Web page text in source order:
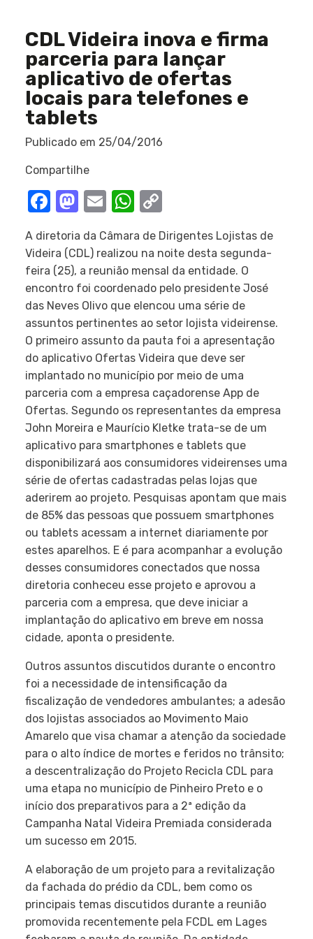
CDL Videira inova e firma
parceria para lançar
aplicativo de ofertas
locais para telefones e
tablets
Publicado em 25/04/2016
Compartilhe
Facebook
Mastodon
EmailWhatsApp
A diretoria da Câmara de Dirigentes Lojistas de
Videira (CDL) realizou na noite desta segunda-
feira (25), a reunião mensal da entidade. O
encontro foi coordenado pelo presidente José
das Neves Olivo que elencou uma série de
assuntos pertinentes ao setor lojista videirense.
O primeiro assunto da pauta foi a apresentação
do aplicativo Ofertas Videira que deve ser
implantado no município por meio de uma
parceria com a empresa caçadorense App de
Ofertas. Segundo os representantes da empresa
John Moreira e Maurício Kletke trata-se de um
aplicativo para smartphones e tablets que
disponibilizará aos consumidores videirenses uma
série de ofertas cadastradas pelas lojas que
aderirem ao projeto. Pesquisas apontam que mais
de 85% das pessoas que possuem smartphones
ou tablets acessam a internet diariamente por
estes aparelhos. E é para acompanhar a evolução
desses consumidores conectados que nossa
diretoria conheceu esse projeto e aprovou a
parceria com a empresa, que deve iniciar a
implantação do aplicativo em breve em nossa
cidade, aponta o presidente.
Outros assuntos discutidos durante o encontro
foi a necessidade de intensificação da
fiscalização de vendedores ambulantes; a adesão
dos lojistas associados ao Movimento Maio
Amarelo que visa chamar a atenção da sociedade
para o alto índice de mortes e feridos no trânsito;
a descentralização do Projeto Recicla CDL para
uma etapa no município de Pinheiro Preto e o
início dos preparativos para a 2ª edição da
Campanha Natal Videira Premiada considerada
um sucesso em 2015.
A elaboração de um projeto para a revitalização
da fachada do prédio da CDL, bem como os
principais temas discutidos durante a reunião
promovida recentemente pela FCDL em Lages